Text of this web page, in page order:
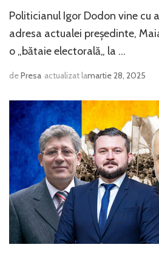
Politicianul Igor Dodon vine cu
adresa actualei președinte,
o „bătaie electorală„ la …
dePresa actualizat lamartie 28, 2025